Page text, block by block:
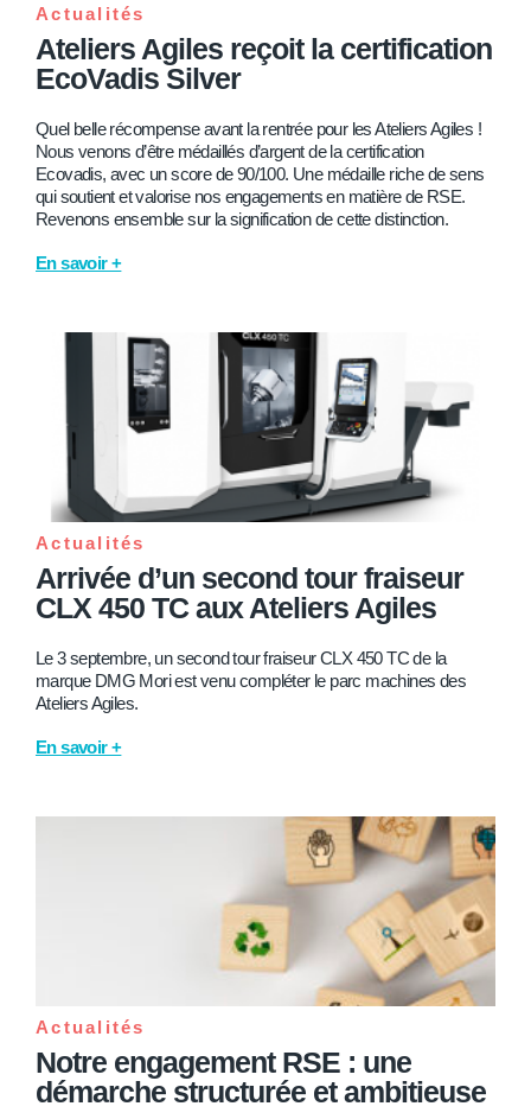
Actualités
Ateliers Agiles reçoit la certification
EcoVadis Silver
Quel belle récompense avant la rentrée pour les Ateliers Agiles !
Nous venons d’être médaillés d’argent de la certification
Ecovadis, avec un score de 90/100. Une médaille riche de sens
qui soutient et valorise nos engagements en matière de RSE.
Revenons ensemble sur la signification de cette distinction.
En savoir +
Actualités
Arrivée d’un second tour fraiseur
CLX 450 TC aux Ateliers Agiles
Le 3 septembre, un second tour fraiseur CLX 450 TC de la
marque DMG Mori est venu compléter le parc machines des
Ateliers Agiles.
En savoir +
Actualités
Notre engagement RSE : une
démarche structurée et ambitieuse